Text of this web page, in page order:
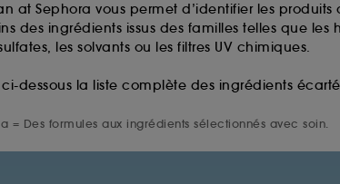
at Sephora vous permet d’identifier les produits
des ingrédients issus des familles telles que les
les solvants ou les filtres UV chimiques.
ci-dessous la liste complète des ingrédients
= Des formules aux ingrédients sélectionnés avec soin.